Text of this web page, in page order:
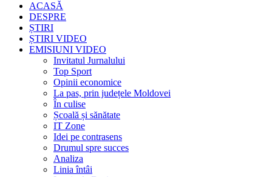
ACASĂ
DESPRE
ȘTIRI
ȘTIRI VIDEO
EMISIUNI VIDEO
Invitatul Jurnalului
Top Sport
Opinii economice
La pas, prin județele Moldovei
În culise
Școală și sănătate
IT Zone
Idei pe contrasens
Drumul spre succes
Analiza
Linia întâi